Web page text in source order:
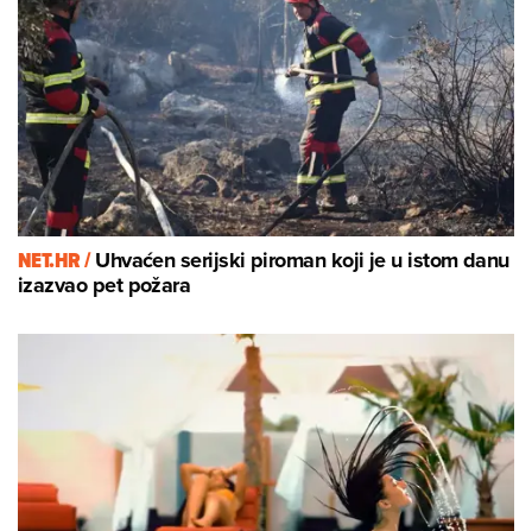
NET.HR /Uhvaćen serijski piroman koji je u istom danu
izazvao pet požara